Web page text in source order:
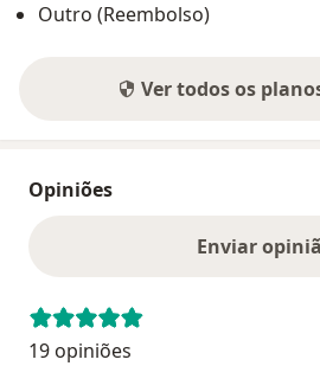
Outro (Reembolso)
Ver todos os
Opiniões
Enviar
19 opiniões